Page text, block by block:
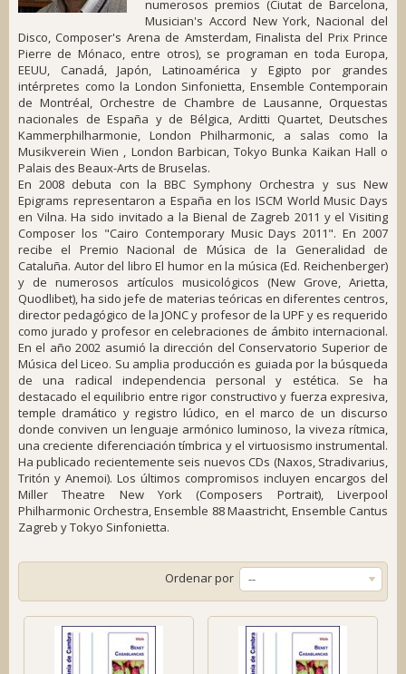
numerosos premios (Ciutat de Barcelona,
Musician's Accord New York, Nacional del
Disco, Composer's Arena de Amsterdam, Finalista del Prix Prince
Pierre de Mónaco, entre otros), se programan en toda Europa,
EEUU, Canadá, Japón, Latinoamérica y Egipto por grandes
intérpretes como la London Sinfonietta, Ensemble Contemporain
de Montréal, Orchestre de Chambre de Lausanne, Orquestas
nacionales de España y de Bélgica, Arditti Quartet, Deutsches
Kammerphilharmonie, London Philharmonic, a salas como la
Musikverein Wien , London Barbican, Tokyo Bunka Kaikan Hall o
Palais des Beaux-Arts de Bruselas.
En 2008 debuta con la BBC Symphony Orchestra y sus New
Epigrams representaron a España en los ISCM World Music Days
en Vilna. Ha sido invitado a la Bienal de Zagreb 2011 y el Visiting
Composer los "Cairo Contemporary Music Days 2011". En 2007
recibe el Premio Nacional de Música de la Generalidad de
Cataluña. Autor del libro El humor en la música (Ed. Reichenberger)
y de numerosos artículos musicológicos (New Grove, Arietta,
Quodlibet), ha sido jefe de materias teóricas en diferentes centros,
director pedagógico de la JONC y profesor de la UPF y es requerido
como jurado y profesor en celebraciones de ámbito internacional.
En el año 2002 asumió la dirección del Conservatorio Superior de
Música del Liceo. Su amplia producción es guiada por la búsqueda
de una radical independencia personal y estética. Se ha
destacado el equilibrio entre rigor constructivo y fuerza expresiva,
temple dramático y registro lúdico, en el marco de un discurso
donde conviven un lenguaje armónico luminoso, la viveza rítmica,
una creciente diferenciación tímbrica y el virtuosismo instrumental.
Ha publicado recientemente seis nuevos CDs (Naxos, Stradivarius,
Tritón y Anemoi). Los últimos compromisos incluyen encargos del
Miller Theatre New York (Composers Portrait), Liverpool
Philharmonic Orchestra, Ensemble 88 Maastricht, Ensemble Cantus
Zagreb y Tokyo Sinfonietta.
Ordenar por --